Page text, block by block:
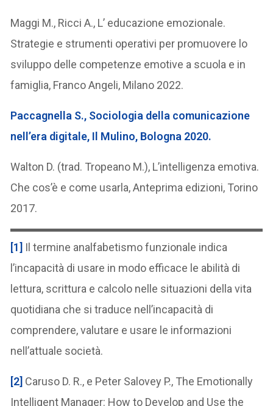
Maggi M., Ricci A., L’ educazione emozionale.
Strategie e strumenti operativi per promuovere lo
sviluppo delle competenze emotive a scuola e in
famiglia, Franco Angeli, Milano 2022.
Paccagnella S., Sociologia della comunicazione
nell’era digitale, Il Mulino, Bologna 2020.
Walton D. (trad. Tropeano M.), L’intelligenza emotiva.
Che cos’è e come usarla, Anteprima edizioni, Torino
2017.
[1] Il termine analfabetismo funzionale indica
l’incapacità di usare in modo efficace le abilità di
lettura, scrittura e calcolo nelle situazioni della vita
quotidiana che si traduce nell’incapacità di
comprendere, valutare e usare le informazioni
nell’attuale società.
[2] Caruso D. R., e Peter Salovey P., The Emotionally
Intelligent Manager: How to Develop and Use the